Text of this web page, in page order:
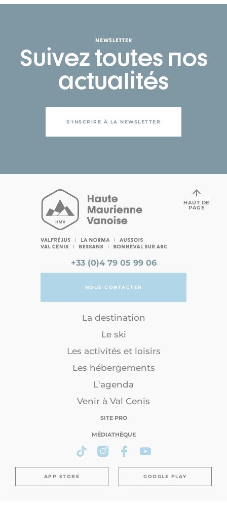
NEWSLETTER
Suivez toutes nos
actualités
S'INSCRIRE À LA NEWSLETTER
+33 (0)4 79 05 99 06
NOUS CONTACTER
La destination
Le ski
Les activités et loisirs
Les hébergements
L'agenda
Venir à Val Cenis
SITE PRO
MÉDIATHÈQUE
APP STORE GOOGLE PLAY
HAUT DE
PAGE